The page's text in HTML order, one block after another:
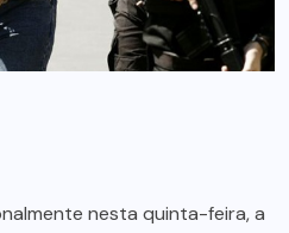
nesta quinta-feira, a